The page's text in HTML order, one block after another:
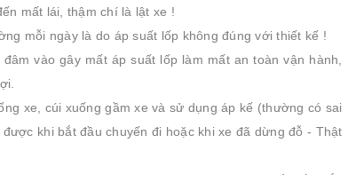
mất lái, thậm chí là lật xe !
mỗi ngày là do áp suất lốp không đúng với thiết kế !
vào gây mất áp suất lốp làm mất an toàn vận hành,
xe, cúi xuống gầm xe và sử dụng áp kế (thường có sai
khi bắt đầu chuyến đi hoặc khi xe đã dừng đỗ - Thật